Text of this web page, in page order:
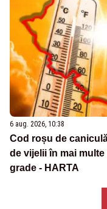
6 aug. 2026, 10:38
Cod roșu de
de vijelii în mai
grade - HARTA